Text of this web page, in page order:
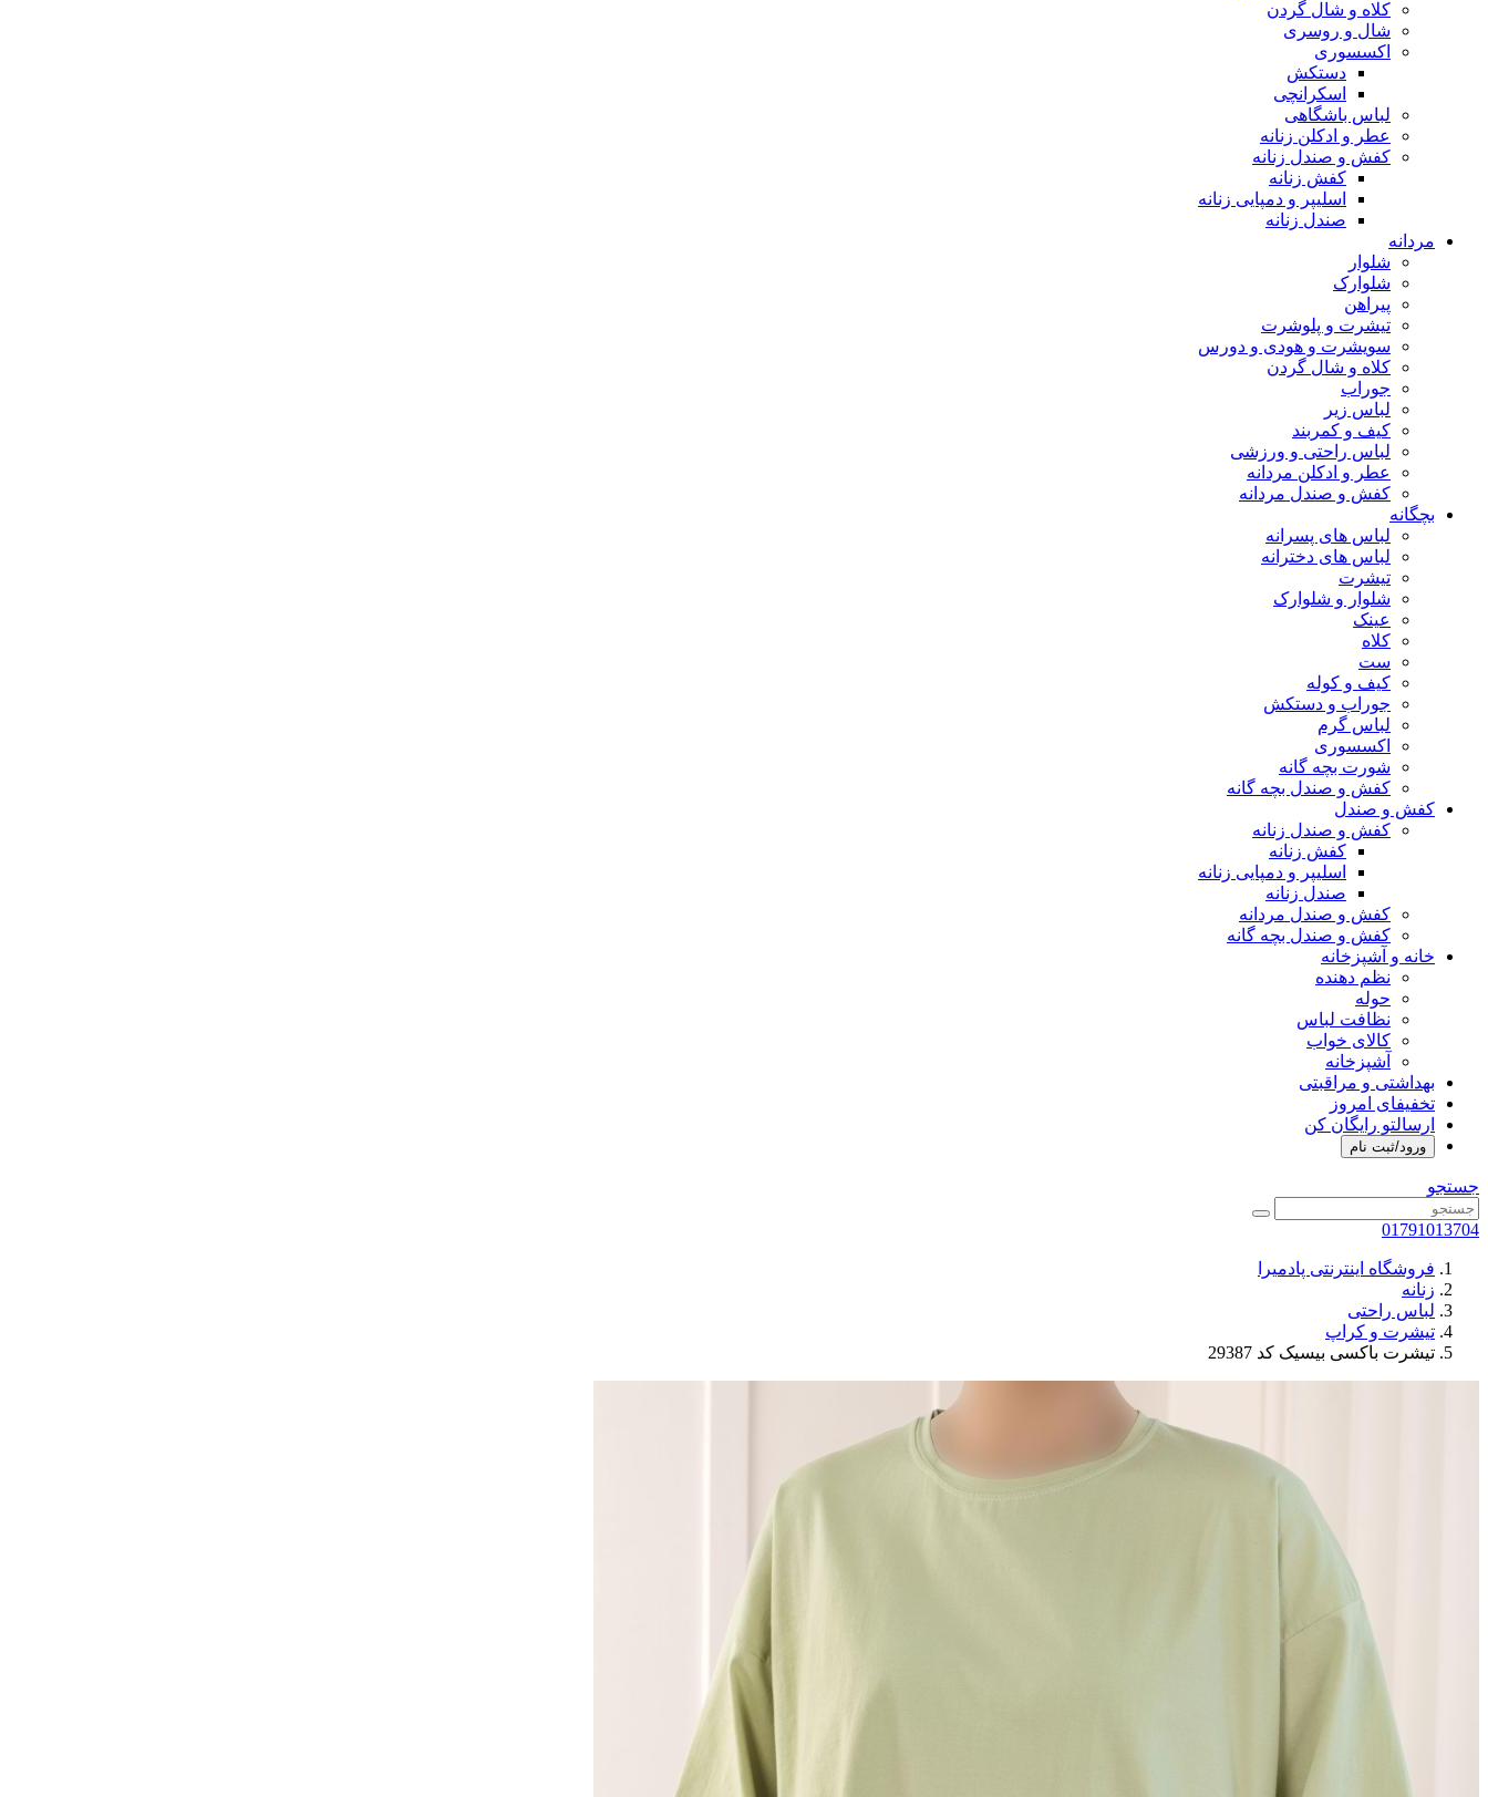
کلاه و شال گردن
شال و روسری
اکسسوری
دستکش
اسکرانچی
لباس باشگاهی
عطر و ادکلن زنانه
کفش و صندل زنانه
کفش زنانه
اسلیپر و دمپایی زنانه
صندل زنانه
مردانه
شلوار
شلوارک
پیراهن
تیشرت و پلوشرت
سویشرت و هودی و دورس
کلاه و شال گردن
جوراب
لباس زیر
کیف و کمربند
لباس راحتی و ورزشی
عطر و ادکلن مردانه
کفش و صندل مردانه
بچگانه
لباس های پسرانه
لباس های دخترانه
تیشرت
شلوار و شلوارک
عینک
کلاه
ست
کیف و کوله
جوراب و دستکش
لباس گرم
اکسسوری
شورت بچه گانه
کفش و صندل بچه گانه
کفش و صندل
کفش و صندل زنانه
کفش زنانه
اسلیپر و دمپایی زنانه
صندل زنانه
کفش و صندل مردانه
کفش و صندل بچه گانه
خانه و آشپزخانه
نظم دهنده
حوله
نظافت لباس
کالای خواب
آشپزخانه
بهداشتی و مراقبتی
تخفیفای امروز
ارسالتو رایگان کن
ورود/ثبت نام
جستجو
01791013704
فروشگاه اینترنتی پادمیرا
زنانه
لباس راحتی
تیشرت و کراپ
تیشرت باکسی بیسیک کد 29387